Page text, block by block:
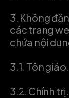
3. Không
các trang
chứa nội
3.1. Tôn giáo.
3.2. Chính trị.